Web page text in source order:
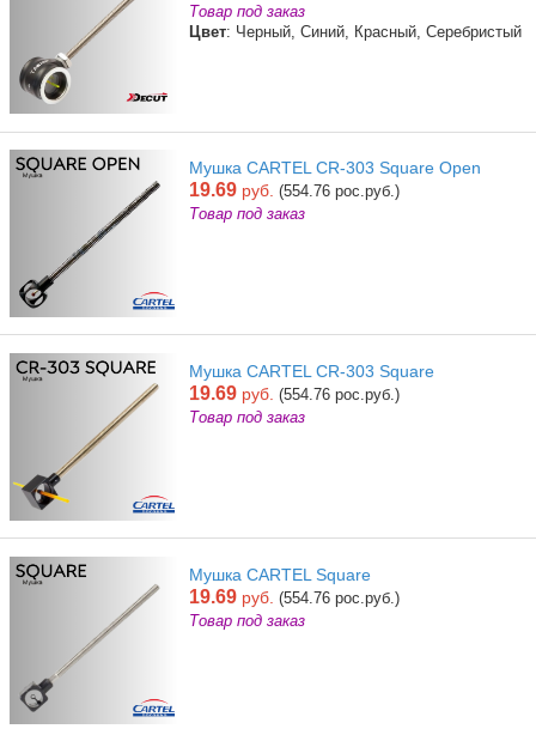
Товар под заказ
Цвет: Черный, Синий, Красный, Серебристый
Мушка CARTEL CR-303 Square Open
19.69 руб. (554.76 рос.руб.)
Товар под заказ
Мушка CARTEL CR-303 Square
19.69 руб. (554.76 рос.руб.)
Товар под заказ
Мушка CARTEL Square
19.69 руб. (554.76 рос.руб.)
Товар под заказ